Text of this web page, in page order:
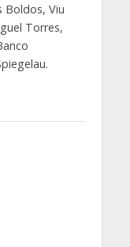
Boldos, Viu
Torres,